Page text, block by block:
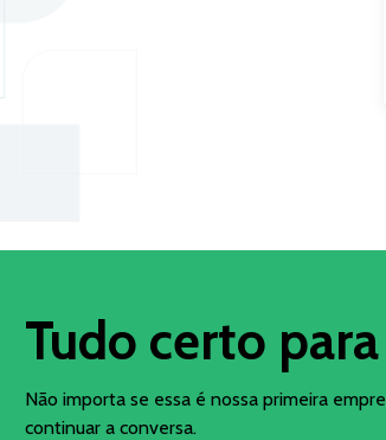
Tudo certo
Não importa se essa é nossa primeira
continuar a conversa.